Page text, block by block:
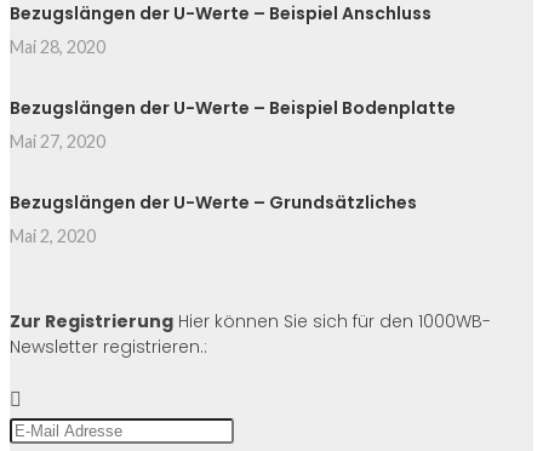
Bezugslängen der U-Werte – Beispiel Anschluss
Mai 28, 2020
Bezugslängen der U-Werte – Beispiel Bodenplatte
Mai 27, 2020
Bezugslängen der U-Werte – Grundsätzliches
Mai 2, 2020
Zur Registrierung Hier können Sie sich für den 1000WB-
Newsletter registrieren.: